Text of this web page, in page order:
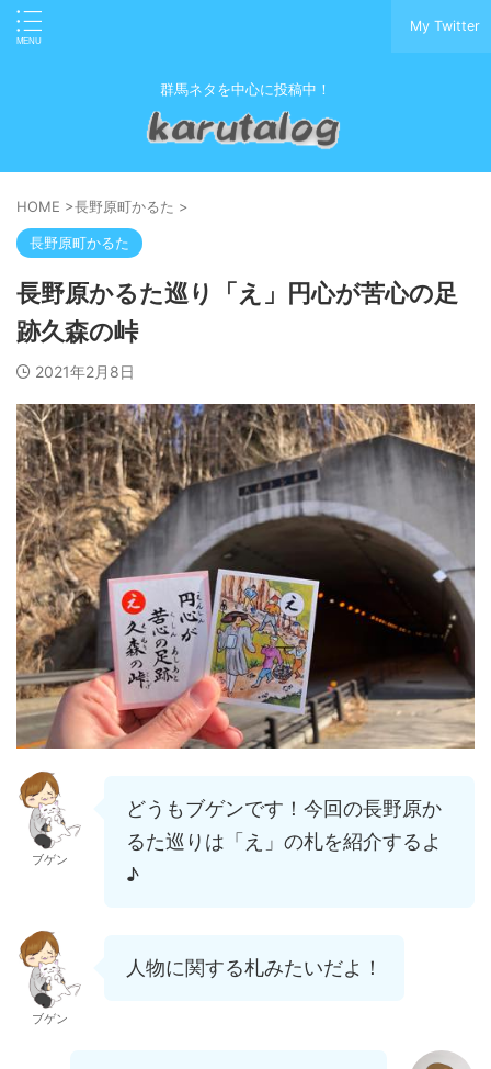
My Twitter
群馬ネタを中心に投稿中！
HOME >長野原町かるた >
長野原町かるた
長野原かるた巡り「え」円心が苦心の足
跡久森の峠
2021年2月8日
ブゲン
どうもブゲンです！今回の長野原か
るた巡りは「え」の札を紹介するよ
♪
ブゲン
人物に関する札みたいだよ！